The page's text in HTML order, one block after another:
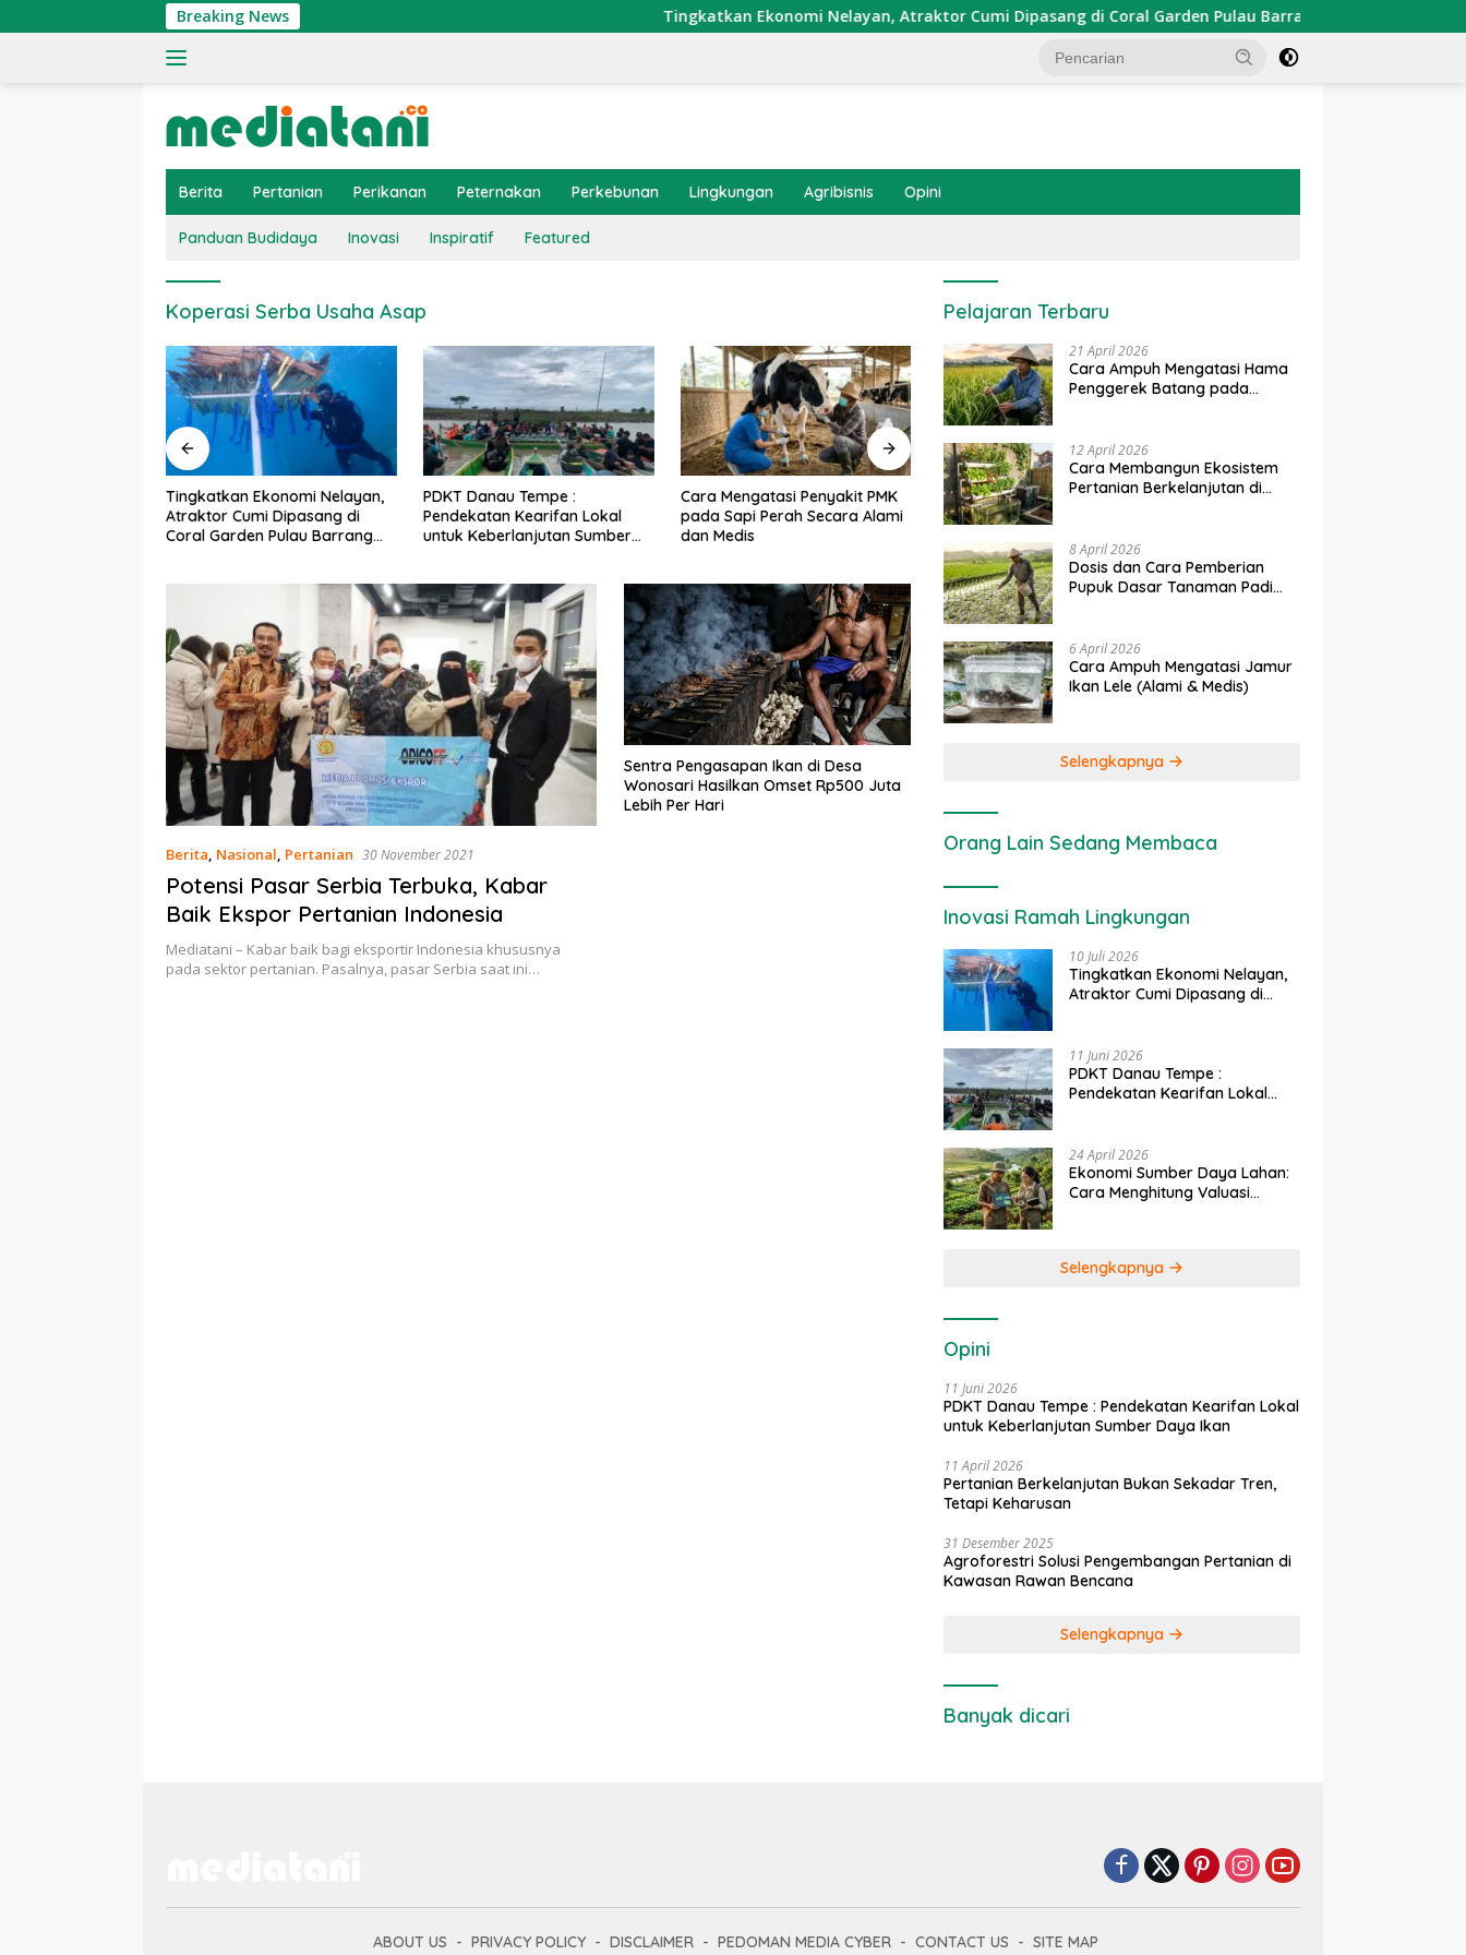
ke
Breaking News Tingkatkan Ekonomi Nelayan, Atraktor Cumi Dipasang di Coral Garden Pulau Barrang Caddi
Berita Pertanian Perikanan Peternakan Perkebunan Lingkungan Agribisnis Opini
Panduan Budidaya Inovasi Inspiratif Featured
Koperasi Serba Usaha Asap
PDKT Danau Tempe :
Pendekatan Kearifan Lokal
untuk Keberlanjutan Sumber
Cara Mengatasi Penyakit PMK
pada Sapi Perah Secara Alami
dan Medis
Dosis dan Cara Pemupukan
Tanaman Padi pada Fase
Vegetatif Aktif yang Tepat
Penerapan IoT dalam
Pertanian Modern di Indonesia
Ekonomi Sumber Daya Lahan:
Berita, Nasional, Pertanian 30 November 2021
Potensi Pasar Serbia Terbuka, Kabar
Baik Ekspor Pertanian Indonesia
Mediatani – Kabar baik bagi eksportir Indonesia khususnya
pada sektor pertanian. Pasalnya, pasar Serbia saat ini…
Sentra Pengasapan Ikan di Desa
Wonosari Hasilkan Omset Rp500 Juta
Lebih Per Hari
Pelajaran Terbaru
21 April 2026
Cara Ampuh Mengatasi Hama
Penggerek Batang pada
12 April 2026
Cara Membangun Ekosistem
Pertanian Berkelanjutan di
8 April 2026
Dosis dan Cara Pemberian
Pupuk Dasar Tanaman Padi
6 April 2026
Cara Ampuh Mengatasi Jamur
Ikan Lele (Alami & Medis)
Selengkapnya
Orang Lain Sedang Membaca
Inovasi Ramah Lingkungan
10 Juli 2026
Tingkatkan Ekonomi Nelayan,
Atraktor Cumi Dipasang di
11 Juni 2026
PDKT Danau Tempe :
Pendekatan Kearifan Lokal
24 April 2026
Ekonomi Sumber Daya Lahan:
Cara Menghitung Valuasi
Selengkapnya
Opini
11 Juni 2026
PDKT Danau Tempe : Pendekatan Kearifan Lokal
untuk Keberlanjutan Sumber Daya Ikan
11 April 2026
Pertanian Berkelanjutan Bukan Sekadar Tren,
Tetapi Keharusan
31 Desember 2025
Agroforestri Solusi Pengembangan Pertanian di
Kawasan Rawan Bencana
Selengkapnya
Banyak dicari
ABOUT US PRIVACY POLICY DISCLAIMER PEDOMAN MEDIA CYBER CONTACT US SITE MAP